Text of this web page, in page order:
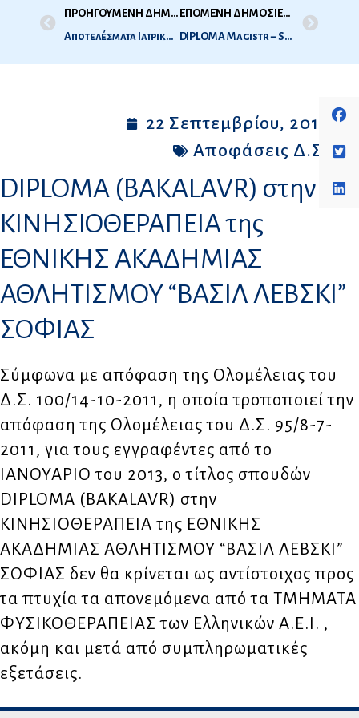
ΠΡΟΗΓΟΥΜΕΝΗ ΔΗΜΟΣΙΕΥΣΗ
Αποτελέσματα Ιατρικής 1ης Εξεταστικής Σεπτεμβρίου 2011
ΕΠΟΜΕΝΗ ΔΗΜΟΣΙΕΥΣΗ
DIPLOMA Μagistr – Special Education του ΠΑΝΕΠΙΣΤΗΜΙΟΥ ΣΟΦΙΑΣ
22 Σεπτεμβρίου, 2011
Αποφάσεις Δ.Σ.
DIPLOMA (BAKALAVR) στην
ΚΙΝΗΣΙΟΘΕΡΑΠΕΙΑ της
ΕΘΝΙΚΗΣ ΑΚΑΔΗΜΙΑΣ
ΑΘΛΗΤΙΣΜΟΥ “ΒΑΣΙΛ ΛΕΒΣΚΙ”
ΣΟΦΙΑΣ
Σύμφωνα με απόφαση της Ολομέλειας του
Δ.Σ. 100/14-10-2011, η οποία τροποποιεί την
απόφαση της Ολομέλειας του Δ.Σ. 95/8-7-
2011, για τους εγγραφέντες από το
ΙΑΝΟΥΑΡΙΟ του 2013, ο τίτλος σπουδών
DIPLOMA (BAKALAVR) στην
ΚΙΝΗΣΙΟΘΕΡΑΠΕΙΑ της ΕΘΝΙΚΗΣ
ΑΚΑΔΗΜΙΑΣ ΑΘΛΗΤΙΣΜΟΥ “ΒΑΣΙΛ ΛΕΒΣΚΙ”
ΣΟΦΙΑΣ δεν θα κρίνεται ως αντίστοιχος προς
τα πτυχία τα απονεμόμενα από τα ΤΜΗΜΑΤΑ
ΦΥΣΙΚΟΘΕΡΑΠΕΙΑΣ των Ελληνικών Α.Ε.Ι. ,
ακόμη και μετά από συμπληρωματικές
εξετάσεις.